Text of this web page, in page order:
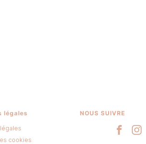
légales
cookies
NOUS SUIVRE